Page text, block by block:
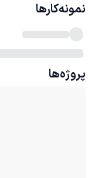
نمونه‌کارها
پروژه‌ها